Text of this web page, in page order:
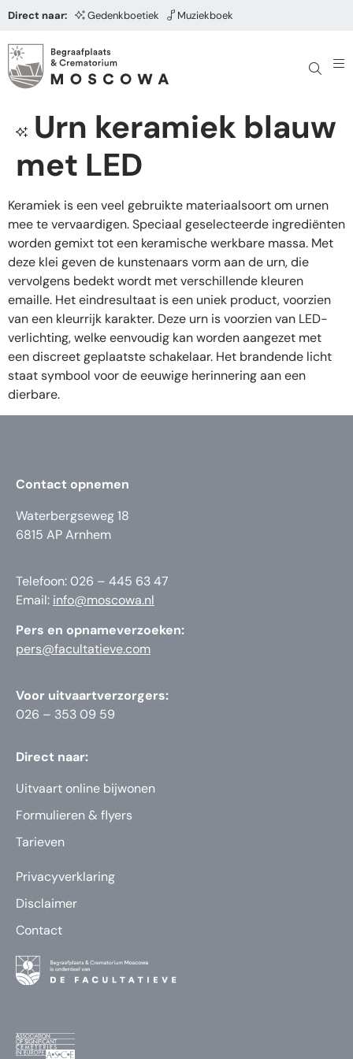
Direct naar: Gedenkboetiek Muziekboek
Urn keramiek blauw
met LED
Keramiek is een veel gebruikte materiaalsoort om urnen
mee te vervaardigen. Speciaal geselecteerde ingrediënten
worden gemixt tot een keramische werkbare massa. Met
deze klei geven de kunstenaars vorm aan de urn, die
vervolgens bedekt wordt met verschillende kleuren
emaille. Het eindresultaat is een uniek product, voorzien
van een kleurrijk karakter. Deze urn is voorzien van LED-
verlichting, welke eenvoudig kan worden aangezet met
een discreet geplaatste schakelaar. Het brandende licht
staat symbool voor de eeuwige herinnering aan een
dierbare.
Contact opnemen
Waterbergseweg 18
6815 AP Arnhem
Telefoon: 026 – 445 63 47
Email: info@moscowa.nl
Pers en opnameverzoeken:
pers@facultatieve.com
Voor uitvaartverzorgers:
026 – 353 09 59
Direct naar:
Uitvaart online bijwonen
Formulieren & flyers
Tarieven
Privacyverklaring
Disclaimer
Contact